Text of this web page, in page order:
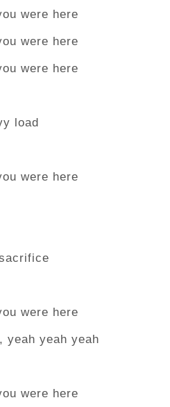
were here
were here
were here
load
were here
were here
yeah yeah yeah
were here